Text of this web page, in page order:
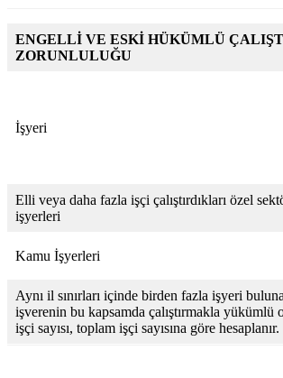
ENGELLİ VE ESKİ HÜKÜMLÜ
ZORUNLULUĞU
İşyeri
Elli veya daha fazla işçi çalıştırdıkları özel
işyerleri
Kamu İşyerleri
Aynı il sınırları içinde birden fazla işyeri
işverenin bu kapsamda çalıştırmakla yükümlü
işçi sayısı, toplam işçi sayısına göre hesaplanır.